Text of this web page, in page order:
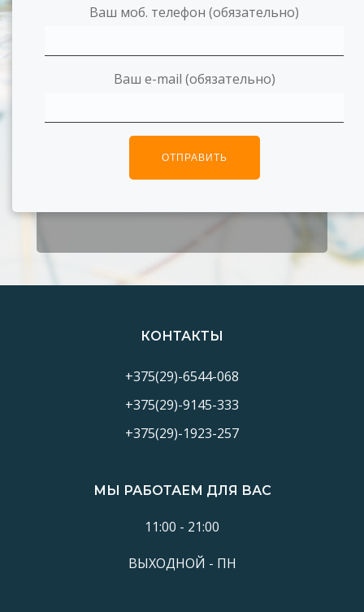
Ваш моб. телефон (обязательно)
Ваш e-mail (обязательно)
КОНТАКТЫ
+375(29)-6544-068
+375(29)-9145-333
+375(29)-1923-257
МЫ РАБОТАЕМ ДЛЯ ВАС
11:00 - 21:00
ВЫХОДНОЙ - ПН